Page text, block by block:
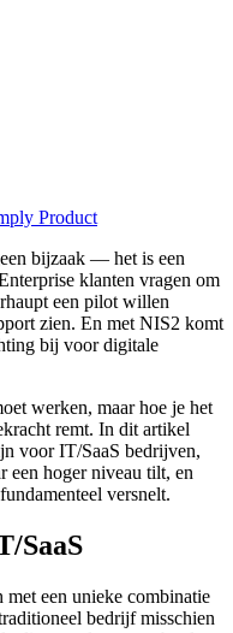
Product
bijzaak — het is een
klanten vragen om
een pilot willen
zien. En met NIS2 komt
bij voor digitale
werken, maar hoe je het
remt. In dit artikel
voor IT/SaaS bedrijven,
een hoger niveau tilt, en
versnelt.
SaaS
met een unieke combinatie
bedrijf misschien